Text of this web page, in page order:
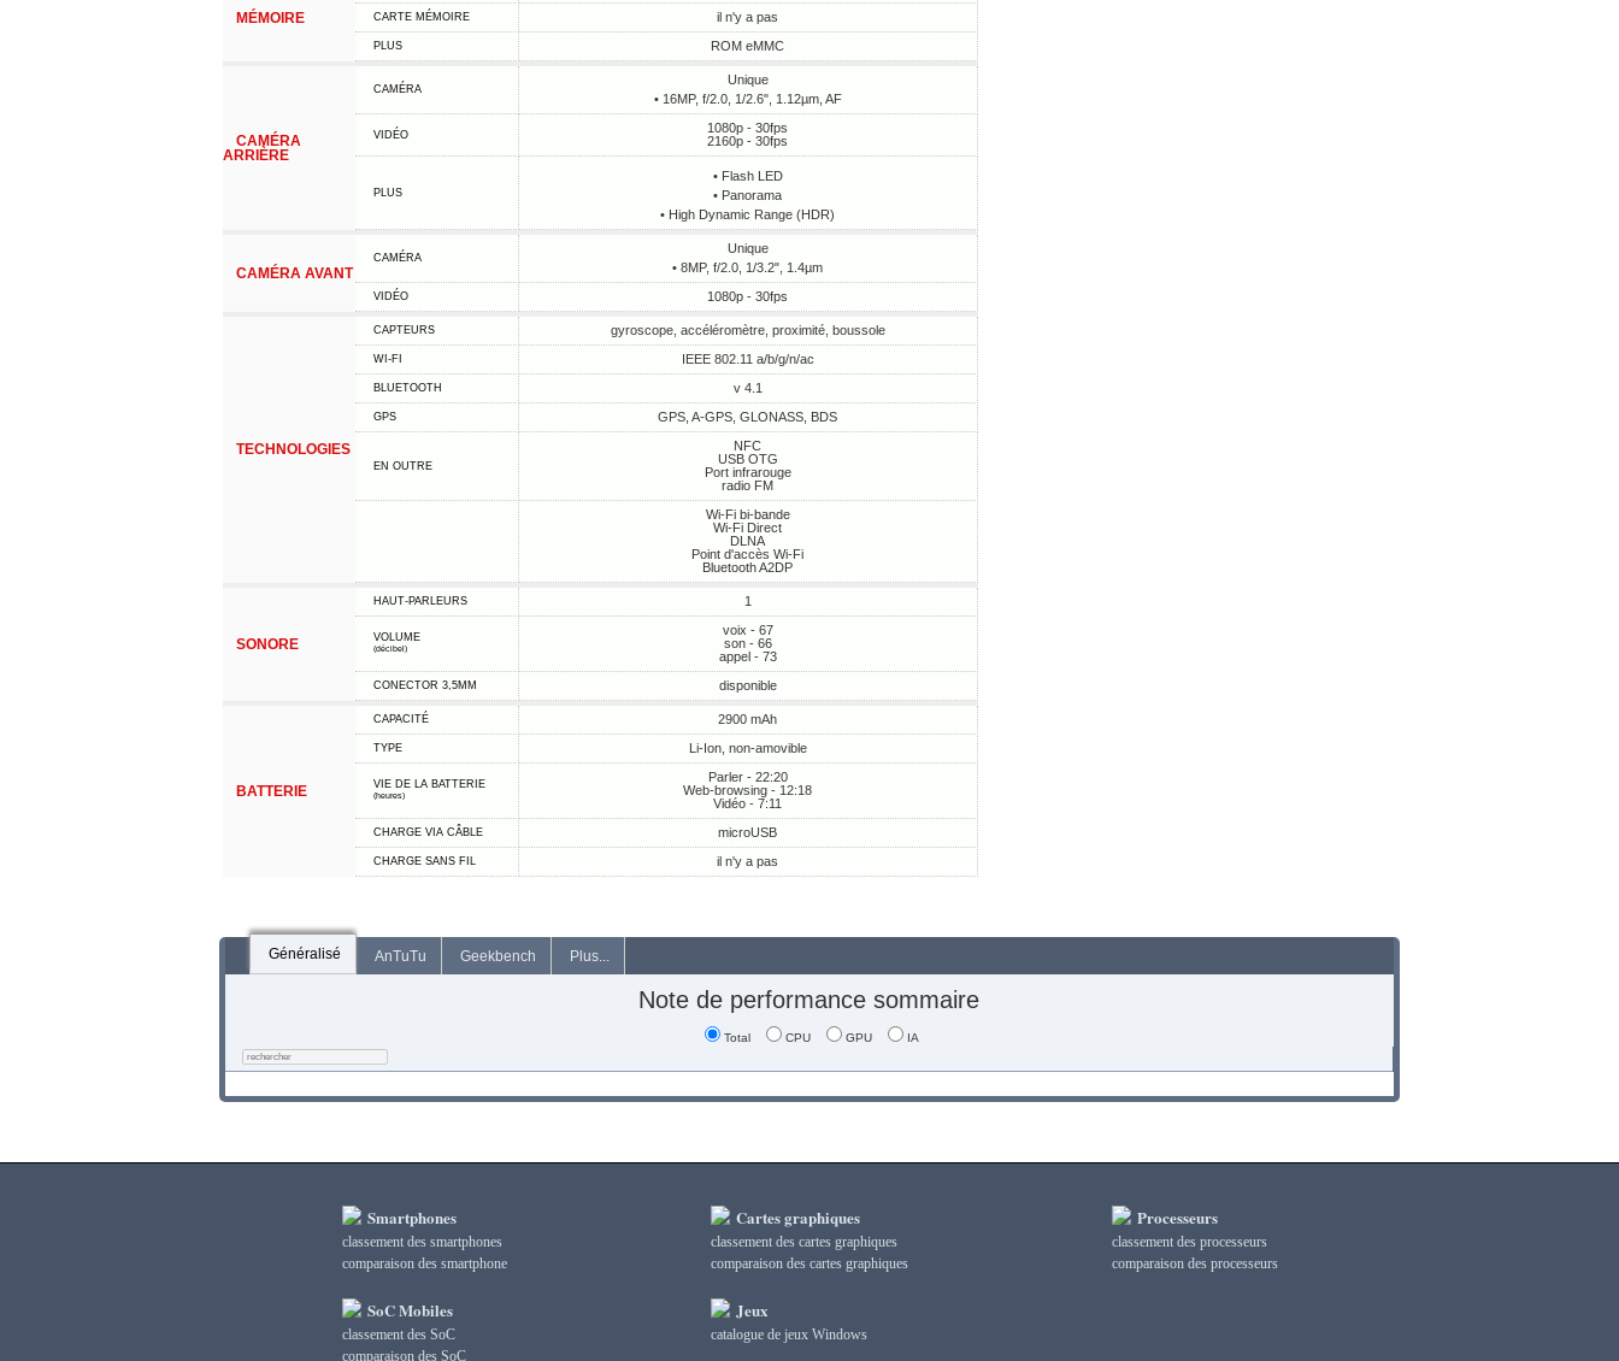
MÉMOIRE CARTE MÉMOIRE il n'y a pas
PLUS ROM eMMC
CAMÉRA
ARRIÈRE
CAMÉRA
Unique
• 16MP, f/2.0, 1/2.6", 1.12µm, AF
VIDÉO
1080p - 30fps
2160p - 30fps
PLUS
• Flash LED
• Panorama
• High Dynamic Range (HDR)
CAMÉRA AVANT
CAMÉRA
Unique
• 8MP, f/2.0, 1/3.2", 1.4µm
VIDÉO 1080p - 30fps
TECHNOLOGIES
CAPTEURS gyroscope, accéléromètre, proximité, boussole
WI-FI IEEE 802.11 a/b/g/n/ac
BLUETOOTH v 4.1
GPS GPS, A-GPS, GLONASS, BDS
EN OUTRE
NFC
USB OTG
Port infrarouge
radio FM
Wi-Fi bi-bande
Wi-Fi Direct
DLNA
Point d'accès Wi-Fi
Bluetooth A2DP
SONORE
HAUT-PARLEURS 1
VOLUME
(décibel)
voix - 67
son - 66
appel - 73
CONECTOR 3,5MM disponible
BATTERIE
CAPACITÉ 2900 mAh
TYPE Li-Ion, non-amovible
VIE DE LA BATTERIE
(heures)
Parler - 22:20
Web-browsing - 12:18
Vidéo - 7:11
CHARGE VIA CÂBLE microUSB
CHARGE SANS FIL il n'y a pas
Généralisé AnTuTu Geekbench Plus...
Note de performance sommaire
Total CPU GPU IA
Smartphones
classement des smartphones
сomparaison des smartphone
SoC Mobiles
classement des SoC
сomparaison des SoC
Cartes graphiques
classement des cartes graphiques
сomparaison des cartes graphiques
Jeux
catalogue de jeux Windows
Processeurs
classement des processeurs
сomparaison des processeurs